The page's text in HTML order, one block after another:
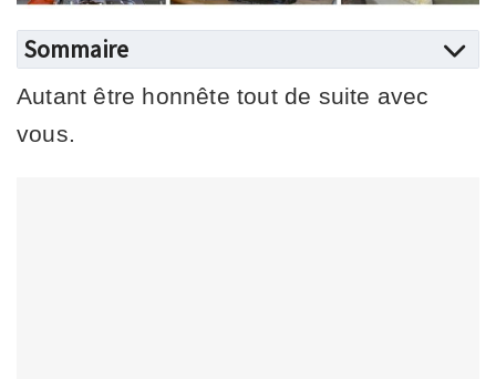
Sommaire
Autant être honnête tout de suite avec
vous.